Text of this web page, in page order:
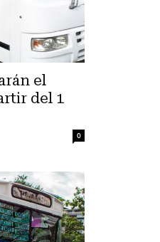
el
del 1
0